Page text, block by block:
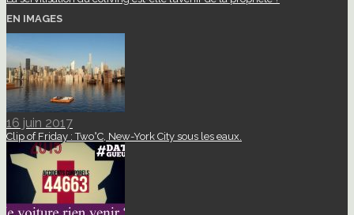
EN IMAGES
16 juin 2017
Clip of Friday : Two°C, New-York City sous les eaux.